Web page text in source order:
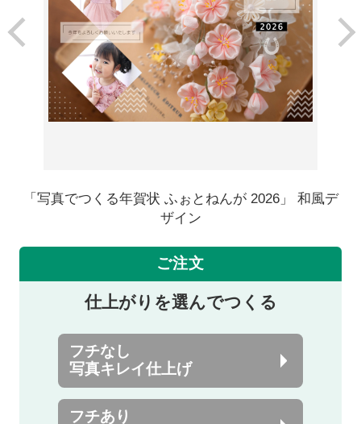
「写真でつくる年賀状 ふぉとねんが 2026」 和風デ
ザイン
ご注文
仕上がりを選んでつくる
フチなし
写真キレイ仕上げ
フチあり